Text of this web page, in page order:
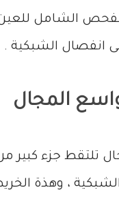
الشامل
انفصال الشبكية .
المجال
تلتقط جزء كبير
، وهذة